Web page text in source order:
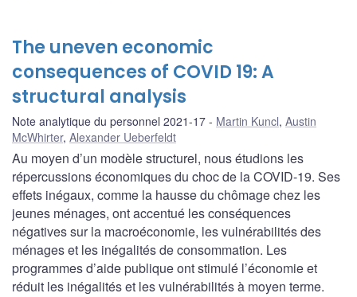
The uneven economic
consequences of COVID 19: A
structural analysis
Note analytique du personnel 2021-17 Martin Kuncl, Austin
McWhirter, Alexander Ueberfeldt
Au moyen d’un modèle structurel, nous étudions les
répercussions économiques du choc de la COVID-19. Ses
effets inégaux, comme la hausse du chômage chez les
jeunes ménages, ont accentué les conséquences
négatives sur la macroéconomie, les vulnérabilités des
ménages et les inégalités de consommation. Les
programmes d’aide publique ont stimulé l’économie et
réduit les inégalités et les vulnérabilités à moyen terme.